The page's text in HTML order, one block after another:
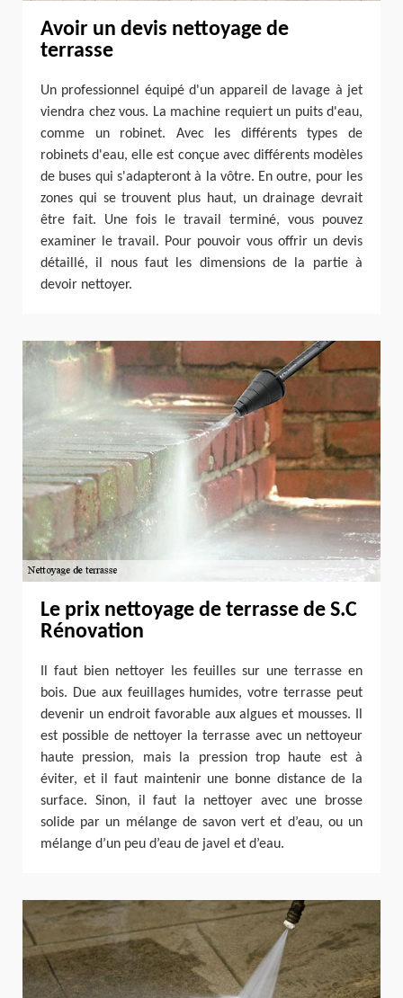
Avoir un devis nettoyage de
terrasse
Un professionnel équipé d'un appareil de lavage à jet
viendra chez vous. La machine requiert un puits d'eau,
comme un robinet. Avec les différents types de
robinets d'eau, elle est conçue avec différents modèles
de buses qui s'adapteront à la vôtre. En outre, pour les
zones qui se trouvent plus haut, un drainage devrait
être fait. Une fois le travail terminé, vous pouvez
examiner le travail. Pour pouvoir vous offrir un devis
détaillé, il nous faut les dimensions de la partie à
devoir nettoyer.
Le prix nettoyage de terrasse de S.C
Rénovation
Il faut bien nettoyer les feuilles sur une terrasse en
bois. Due aux feuillages humides, votre terrasse peut
devenir un endroit favorable aux algues et mousses. Il
est possible de nettoyer la terrasse avec un nettoyeur
haute pression, mais la pression trop haute est à
éviter, et il faut maintenir une bonne distance de la
surface. Sinon, il faut la nettoyer avec une brosse
solide par un mélange de savon vert et d’eau, ou un
mélange d’un peu d’eau de javel et d’eau.